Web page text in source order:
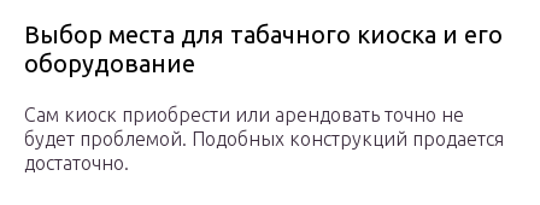
Выбор места для табачного киоска и его
оборудование
Сам киоск приобрести или арендовать точно не
будет проблемой. Подобных конструкций продается
достаточно.